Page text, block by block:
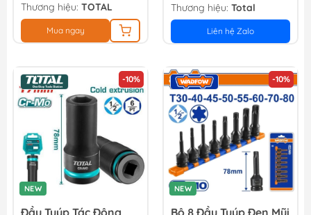
Thương hiệu: TOTAL
Mua ngay
Thương hiệu: Total
Liên hệ Zalo
-10%
NEW
-10%
NEW